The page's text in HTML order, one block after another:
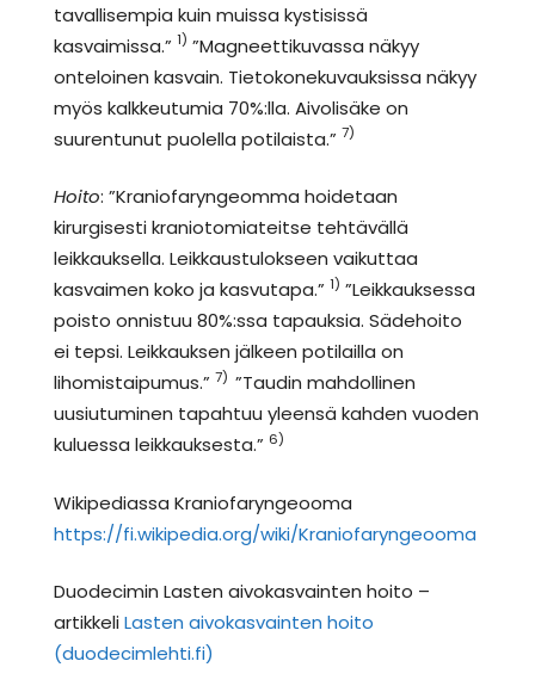
tavallisempia kuin muissa kystisissä
kasvaimissa.” 1) ”Magneettikuvassa näkyy
onteloinen kasvain. Tietokonekuvauksissa näkyy
myös kalkkeutumia 70%:lla. Aivolisäke on
suurentunut puolella potilaista.” 7)
Hoito: ”Kraniofaryngeomma hoidetaan
kirurgisesti kraniotomiateitse tehtävällä
leikkauksella. Leikkaustulokseen vaikuttaa
kasvaimen koko ja kasvutapa.” 1) ”Leikkauksessa
poisto onnistuu 80%:ssa tapauksia. Sädehoito
ei tepsi. Leikkauksen jälkeen potilailla on
lihomistaipumus.” 7) ”Taudin mahdollinen
uusiutuminen tapahtuu yleensä kahden vuoden
kuluessa leikkauksesta.” 6)
Wikipediassa Kraniofaryngeooma
https://fi.wikipedia.org/wiki/Kraniofaryngeooma
Duodecimin Lasten aivokasvainten hoito –
artikkeliLasten aivokasvainten hoito
(duodecimlehti.fi)